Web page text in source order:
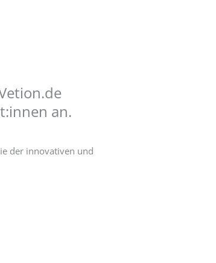
an.
der innovativen und